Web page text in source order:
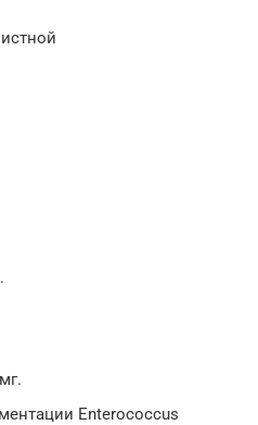
Enterococcus